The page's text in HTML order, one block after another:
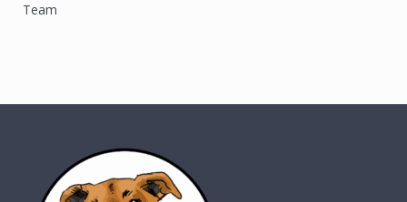
Team